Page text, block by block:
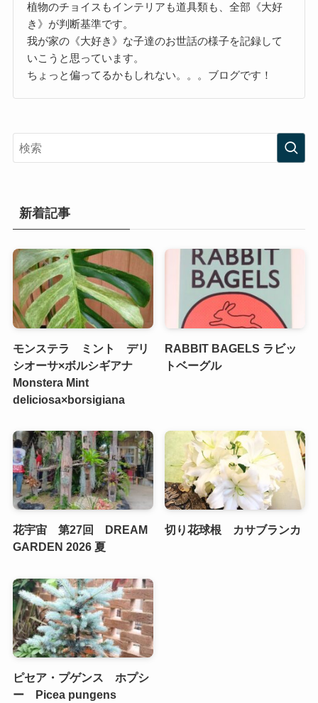
植物のチョイスもインテリアも道具類も、全部《大好
き》が判断基準です。
我が家の《大好き》な子達のお世話の様子を記録して
いこうと思っています。
ちょっと偏ってるかもしれない。。。ブログです！
新着記事
モンステラ ミント デリ
シオーサ×ボルシギアナ
Monstera Mint
deliciosa×borsigiana
RABBIT BAGELS ラビッ
トベーグル
花宇宙 第27回 DREAM
GARDEN 2026 夏
切り花球根 カサブランカ
ピセア・プゲンス ホプシ
ー Picea pungens